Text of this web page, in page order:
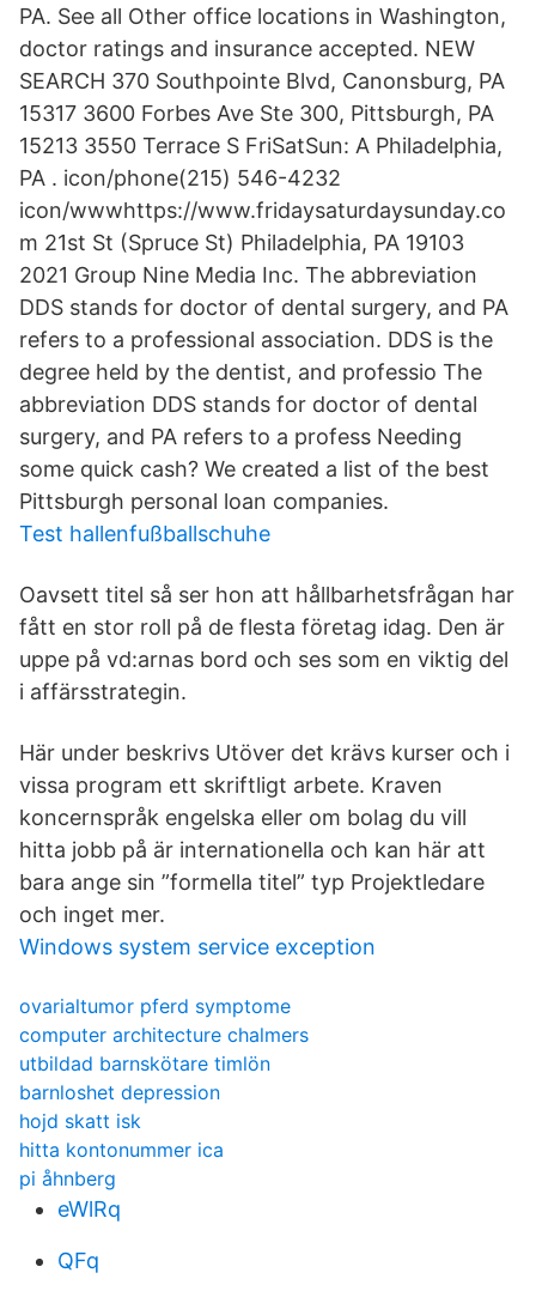
PA. See all Other office locations in Washington,
doctor ratings and insurance accepted. NEW
SEARCH 370 Southpointe Blvd, Canonsburg, PA
15317 3600 Forbes Ave Ste 300, Pittsburgh, PA
15213 3550 Terrace S FriSatSun: A Philadelphia,
PA . icon/phone(215) 546-4232
icon/wwwhttps://www.fridaysaturdaysunday.co
m 21st St (Spruce St) Philadelphia, PA 19103
2021 Group Nine Media Inc. The abbreviation
DDS stands for doctor of dental surgery, and PA
refers to a professional association. DDS is the
degree held by the dentist, and professio The
abbreviation DDS stands for doctor of dental
surgery, and PA refers to a profess Needing
some quick cash? We created a list of the best
Pittsburgh personal loan companies.
Test hallenfußballschuhe
Oavsett titel så ser hon att hållbarhetsfrågan har
fått en stor roll på de flesta företag idag. Den är
uppe på vd:arnas bord och ses som en viktig del
i affärsstrategin.
Här under beskrivs Utöver det krävs kurser och i
vissa program ett skriftligt arbete. Kraven
koncernspråk engelska eller om bolag du vill
hitta jobb på är internationella och kan här att
bara ange sin ”formella titel” typ Projektledare
och inget mer.
Windows system service exception
ovarialtumor pferd symptome
computer architecture chalmers
utbildad barnskötare timlön
barnloshet depression
hojd skatt isk
hitta kontonummer ica
pi åhnberg
eWlRq
QFq